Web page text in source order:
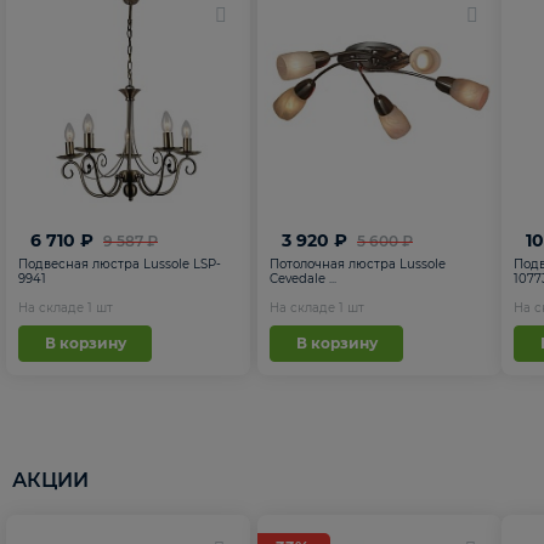
9 587 ₽
6 710 ₽
Подвесная люстра Lussole LSP-
9941
На складе 1 шт
В корзину
5 600 ₽
3 920 ₽
Потолочная люстра Lussole
Cevedale ...
На складе 1 шт
В корзину
На
АКЦИИ